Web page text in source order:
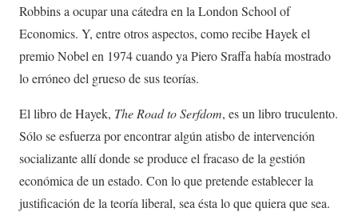
Robbins a ocupar una cátedra en la London School of
Economics. Y, entre otros aspectos, como recibe Hayek el
premio Nobel en 1974 cuando ya Piero Sraffa había mostrado
lo erróneo del grueso de sus teorías.
El libro de Hayek, The Road to Serfdom, es un libro truculento.
Sólo se esfuerza por encontrar algún atisbo de intervención
socializante allí donde se produce el fracaso de la gestión
económica de un estado. Con lo que pretende establecer la
justificación de la teoría liberal, sea ésta lo que quiera que sea.